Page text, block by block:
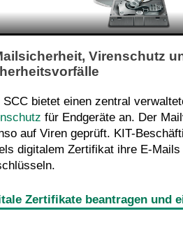
Virenschutz
SCC bietet einen zentral
für Endgeräte an. Der
auf Viren geprüft. KIT-
digitalem Zertifikat ihre E-Mails
Zertifikate beantragen und